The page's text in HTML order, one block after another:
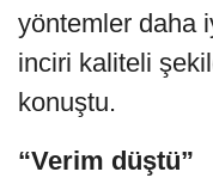
yöntemler daha
inciri kaliteli
konuştu.
“Verim düştü”